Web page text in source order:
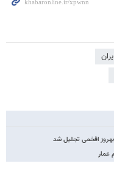
بهروز افخمی تجلیل شد
عمار